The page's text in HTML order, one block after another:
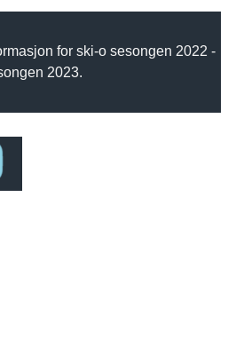
for ski-o sesongen 2022 -
2023.